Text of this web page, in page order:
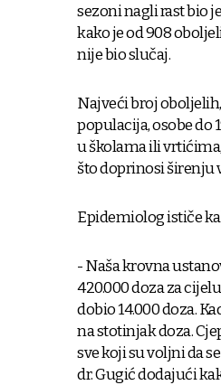
sezoni nagli rast bio
kako je od 908
nije bio slučaj.
Najveći broj
populacija, osobe do
u školama ili
što doprinosi širenju
Epidemiolog ističe
- Naša krovna
420.000 doza za
dobio 14.000 doza.
na stotinjak doza.
sve koji su voljni da
dr. Gugić dodajući